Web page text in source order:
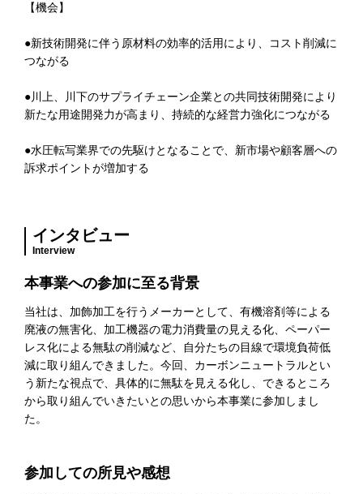
【機会】
●新技術開発に伴う原材料の効率的活用により、コスト削減に
つながる
●川上、川下のサプライチェーン企業との共同技術開発により
新たな用途開発力が高まり、持続的な経営力強化につながる
●水圧転写業界での先駆けとなることで、新市場や顧客層への
訴求ポイントが増加する
インタビュー
Interview
本事業への参加に至る背景
当社は、加飾加工を行うメーカーとして、有機溶剤等による
廃液の無害化、加工機器の電力消費量の見える化、ペーパー
レス化による無駄の削減など、自分たちの目線で環境負荷低
減に取り組んできました。今回、カーボンニュートラルとい
う新たな視点で、具体的に無駄を見える化し、できるところ
から取り組んでいきたいとの思いから本事業に参加しまし
た。
参加しての所見や感想